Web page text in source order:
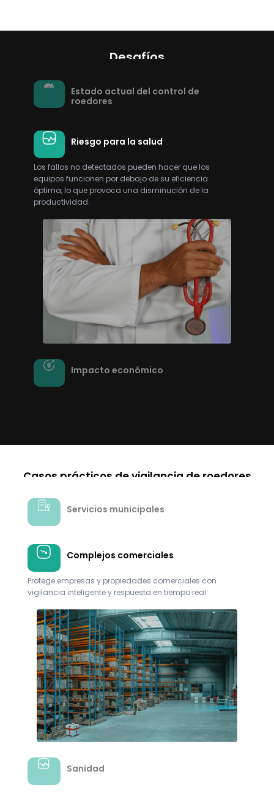
Desafíos
Estado actual del control de
roedores
Riesgo para la salud
Los fallos no detectados pueden hacer que los
equipos funcionen por debajo de su eficiencia
óptima, lo que provoca una disminución de la
productividad.
Impacto económico
Casos prácticos de vigilancia de roedores
Servicios municipales
Complejos comerciales
Protege empresas y propiedades comerciales con
vigilancia inteligente y respuesta en tiempo real.
Sanidad